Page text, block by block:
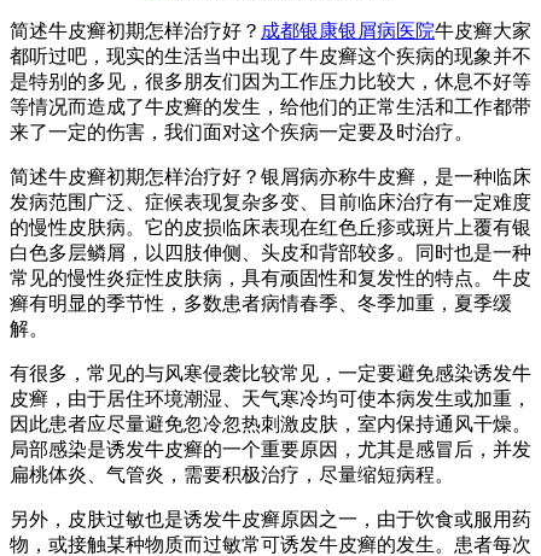
简述牛皮癣初期怎样治疗好？ 成都银康银屑病医院牛皮癣大家
都听过吧，现实的生活当中出现了牛皮癣这个疾病的现象并不
是特别的多见，很多朋友们因为工作压力比较大，休息不好等
等情况而造成了牛皮癣的发生，给他们的正常生活和工作都带
来了一定的伤害，我们面对这个疾病一定要及时治疗。
简述牛皮癣初期怎样治疗好？银屑病亦称牛皮癣，是一种临床
发病范围广泛、症候表现复杂多变、目前临床治疗有一定难度
的慢性皮肤病。它的皮损临床表现在红色丘疹或斑片上覆有银
白色多层鳞屑，以四肢伸侧、头皮和背部较多。同时也是一种
常见的慢性炎症性皮肤病，具有顽固性和复发性的特点。牛皮
癣有明显的季节性，多数患者病情春季、冬季加重，夏季缓
解。
有很多，常见的与风寒侵袭比较常见，一定要避免感染诱发牛
皮癣，由于居住环境潮湿、天气寒冷均可使本病发生或加重，
因此患者应尽量避免忽冷忽热刺激皮肤，室内保持通风干燥。
局部感染是诱发牛皮癣的一个重要原因，尤其是感冒后，并发
扁桃体炎、气管炎，需要积极治疗，尽量缩短病程。
另外，皮肤过敏也是诱发牛皮癣原因之一，由于饮食或服用药
物，或接触某种物质而过敏常可诱发牛皮癣的发生。患者每次